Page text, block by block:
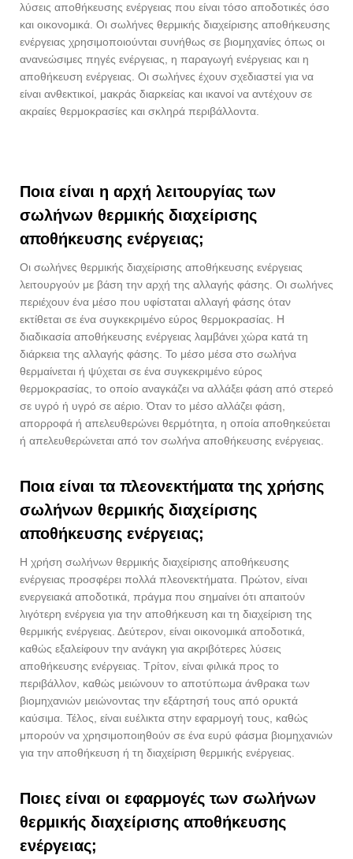
λύσεις αποθήκευσης ενέργειας που είναι τόσο αποδοτικές όσο
και οικονομικά. Οι σωλήνες θερμικής διαχείρισης αποθήκευσης
ενέργειας χρησιμοποιούνται συνήθως σε βιομηχανίες όπως οι
ανανεώσιμες πηγές ενέργειας, η παραγωγή ενέργειας και η
αποθήκευση ενέργειας. Οι σωλήνες έχουν σχεδιαστεί για να
είναι ανθεκτικοί, μακράς διαρκείας και ικανοί να αντέχουν σε
ακραίες θερμοκρασίες και σκληρά περιβάλλοντα.
Ποια είναι η αρχή λειτουργίας των
σωλήνων θερμικής διαχείρισης
αποθήκευσης ενέργειας;
Οι σωλήνες θερμικής διαχείρισης αποθήκευσης ενέργειας
λειτουργούν με βάση την αρχή της αλλαγής φάσης. Οι σωλήνες
περιέχουν ένα μέσο που υφίσταται αλλαγή φάσης όταν
εκτίθεται σε ένα συγκεκριμένο εύρος θερμοκρασίας. Η
διαδικασία αποθήκευσης ενέργειας λαμβάνει χώρα κατά τη
διάρκεια της αλλαγής φάσης. Το μέσο μέσα στο σωλήνα
θερμαίνεται ή ψύχεται σε ένα συγκεκριμένο εύρος
θερμοκρασίας, το οποίο αναγκάζει να αλλάξει φάση από στερεό
σε υγρό ή υγρό σε αέριο. Όταν το μέσο αλλάζει φάση,
απορροφά ή απελευθερώνει θερμότητα, η οποία αποθηκεύεται
ή απελευθερώνεται από τον σωλήνα αποθήκευσης ενέργειας.
Ποια είναι τα πλεονεκτήματα της χρήσης
σωλήνων θερμικής διαχείρισης
αποθήκευσης ενέργειας;
Η χρήση σωλήνων θερμικής διαχείρισης αποθήκευσης
ενέργειας προσφέρει πολλά πλεονεκτήματα. Πρώτον, είναι
ενεργειακά αποδοτικά, πράγμα που σημαίνει ότι απαιτούν
λιγότερη ενέργεια για την αποθήκευση και τη διαχείριση της
θερμικής ενέργειας. Δεύτερον, είναι οικονομικά αποδοτικά,
καθώς εξαλείφουν την ανάγκη για ακριβότερες λύσεις
αποθήκευσης ενέργειας. Τρίτον, είναι φιλικά προς το
περιβάλλον, καθώς μειώνουν το αποτύπωμα άνθρακα των
βιομηχανιών μειώνοντας την εξάρτησή τους από ορυκτά
καύσιμα. Τέλος, είναι ευέλικτα στην εφαρμογή τους, καθώς
μπορούν να χρησιμοποιηθούν σε ένα ευρύ φάσμα βιομηχανιών
για την αποθήκευση ή τη διαχείριση θερμικής ενέργειας.
Ποιες είναι οι εφαρμογές των σωλήνων
θερμικής διαχείρισης αποθήκευσης
ενέργειας;